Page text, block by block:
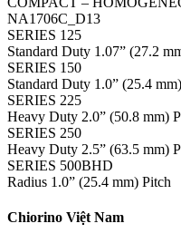
NA1706C_D13
SERIES 125
Standard Duty 1.07” (27.2
SERIES 150
Standard Duty 1.0” (25.4
SERIES 225
Heavy Duty 2.0” (50.8 mm)
SERIES 250
Heavy Duty 2.5” (63.5 mm)
SERIES 500BHD
Radius 1.0” (25.4 mm) Pitch
Chiorino Việt Nam